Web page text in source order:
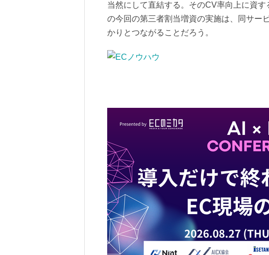
当然にして直結する。そのCV率向上に資
の今回の第三者割当増資の実施は、同サー
かりとつながることだろう。